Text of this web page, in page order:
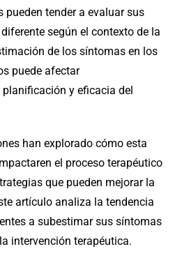
pueden tender a evaluar sus
según el contexto de la
de los síntomas en los
puede afectar
y eficacia del
han explorado cómo esta
el proceso terapéutico
que pueden mejorar la
artículo analiza la tendencia
a subestimar sus síntomas
intervención terapéutica.